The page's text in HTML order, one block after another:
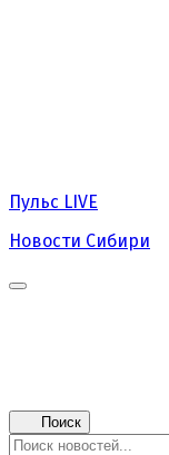
Пульс LIVE
Новости Сибири
Поиск